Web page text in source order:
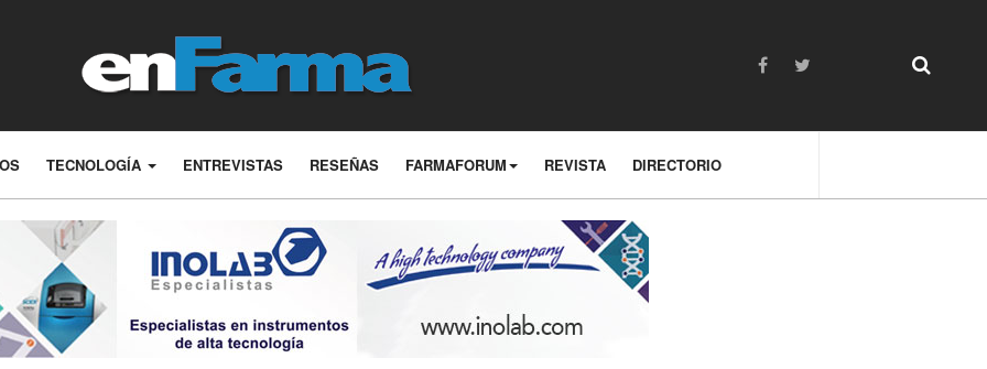
TECNOLOGÍA ENTREVISTAS RESEÑAS FARMAFORUM REVISTA DIRECTORIO